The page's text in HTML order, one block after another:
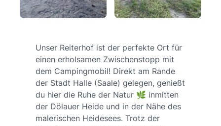
Unser Reiterhof ist der perfekte Ort für
einen erholsamen Zwischenstopp mit
dem Campingmobil! Direkt am Rande
der Stadt Halle (Saale) gelegen, genießt
du hier die Ruhe der Natur 🌿 inmitten
der Dölauer Heide und in der Nähe des
malerischen Heidesees. Trotz der